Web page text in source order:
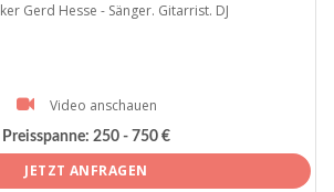
Gerd Hesse - Sänger. Gitarrist. DJ
Video anschauen
Preisspanne: 250 - 750 €
JETZT ANFRAGEN